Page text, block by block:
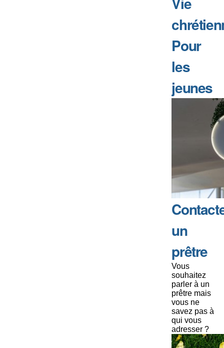
Pour
les
jeunes
un
prêtre
Vous
souhaitez
parler à un
prêtre mais
vous ne
savez pas à
qui vous
adresser ?